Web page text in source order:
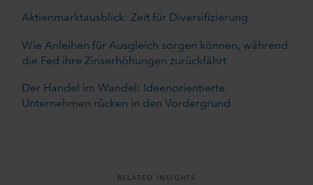
Aktienmarktausblick: Zeit für Diversifizierung
Wie Anleihen für Ausgleich sorgen können, während
die Fed ihre Zinserhöhungen zurückfährt
Der Handel im Wandel: Ideenorientierte
Unternehmen rücken in den Vordergrund
RELATED INSIGHTS